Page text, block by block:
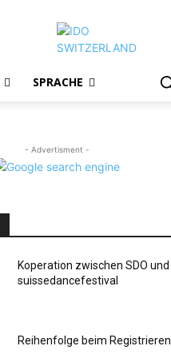
SPRACHE
- Advertisment -
Koperation zwischen SDO und
suissedancefestival
Reihenfolge beim Registrieren